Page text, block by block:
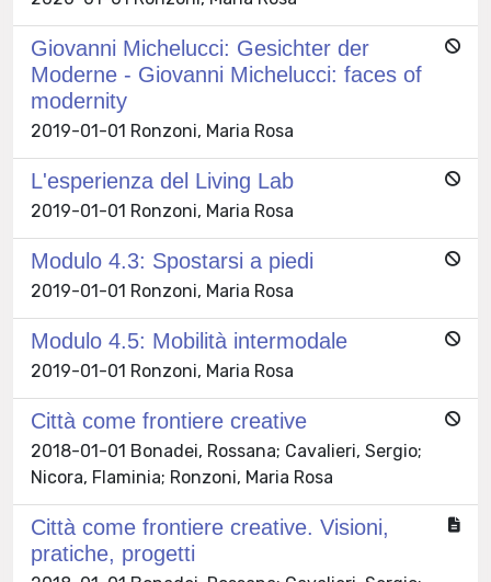
Giovanni Michelucci: Gesichter der
Moderne - Giovanni Michelucci: faces of
modernity
2019-01-01 Ronzoni, Maria Rosa
L'esperienza del Living Lab
2019-01-01 Ronzoni, Maria Rosa
Modulo 4.3: Spostarsi a piedi
2019-01-01 Ronzoni, Maria Rosa
Modulo 4.5: Mobilità intermodale
2019-01-01 Ronzoni, Maria Rosa
Città come frontiere creative
2018-01-01 Bonadei, Rossana; Cavalieri, Sergio;
Nicora, Flaminia; Ronzoni, Maria Rosa
Città come frontiere creative. Visioni,
pratiche, progetti